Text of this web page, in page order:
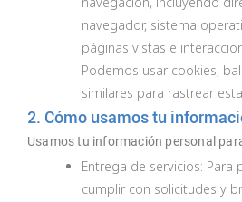
navegador, sistema
páginas vistas e
Podemos usar cookies,
similares para rastrear
2. Cómo usamos tu
Usamos tu información personal
Entrega de servicios: Para
cumplir con solicitudes y